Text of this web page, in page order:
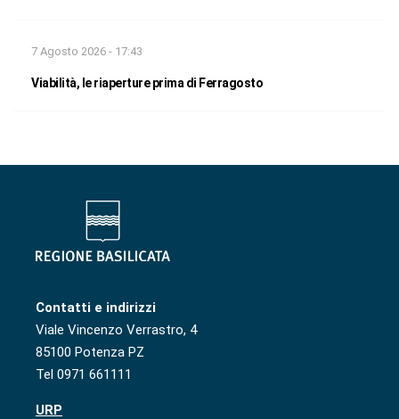
7 Agosto 2026 - 17:43
Viabilità, le riaperture prima di Ferragosto
Contatti e indirizzi
Viale Vincenzo Verrastro, 4
85100 Potenza PZ
Tel 0971 661111
URP